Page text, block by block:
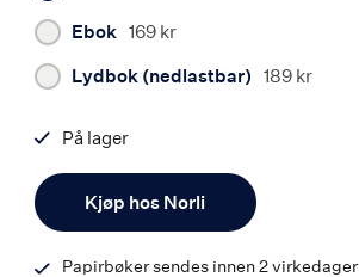
Ebok 169 kr
Lydbok (nedlastbar) 189 kr
Kjøp hos Norli
På lager
9788203268212
Papirbøker sendes innen 2 virkedager